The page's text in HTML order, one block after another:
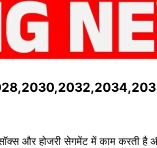
और होजरी सेगमेंट में काम करती है